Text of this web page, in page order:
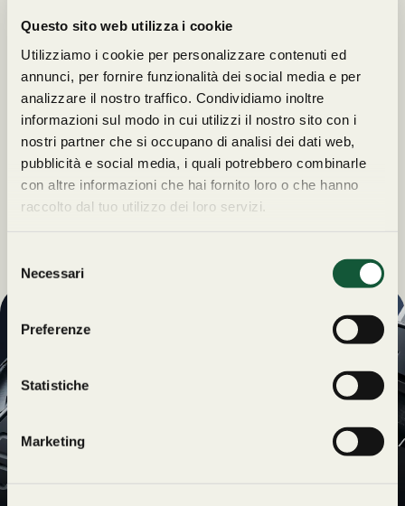
Questo sito web utilizza i cookie
Utilizziamo i cookie per personalizzare contenuti ed
annunci, per fornire funzionalità dei social media e per
analizzare il nostro traffico. Condividiamo inoltre
informazioni sul modo in cui utilizzi il nostro sito con i
nostri partner che si occupano di analisi dei dati web,
pubblicità e social media, i quali potrebbero combinarle
con altre informazioni che hai fornito loro o che hanno
raccolto dal tuo utilizzo dei loro servizi.
l
i
o
n
e
l
Necessari
Preferenze
Statistiche
Marketing
I NOSTRI PARTNERS
UN REGALO
PER TE
Orologeria Cavour e